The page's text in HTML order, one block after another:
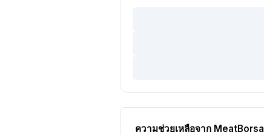
ความช่วยเหลือจาก MeatBorsa